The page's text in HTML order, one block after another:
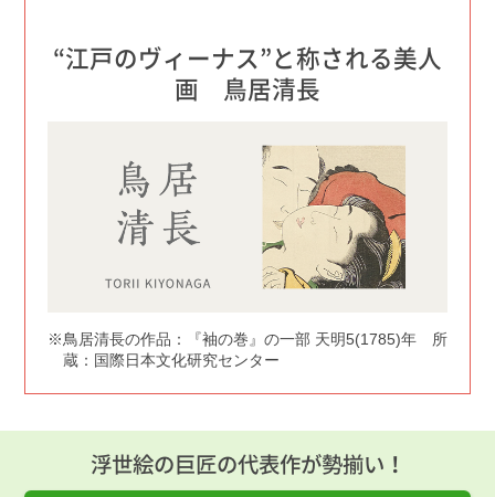
“江戸のヴィーナス”と称される美人
画 鳥居清長
鳥居清長の作品：『袖の巻』の一部 天明5(1785)年 所
蔵：国際日本文化研究センター
浮世絵の巨匠の代表作が勢揃い！